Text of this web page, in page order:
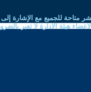
متاحة للجميع مع الإشارة
هيئة الادارة لا تعبر